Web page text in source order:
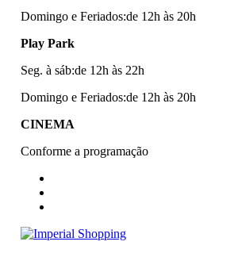
Domingo e Feriados:de 12h às 20h
Play Park
Seg. à sáb:de 12h às 22h
Domingo e Feriados:de 12h às 20h
CINEMA
Conforme a programação